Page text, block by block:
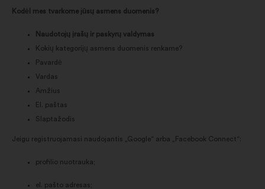
Kodėl mes tvarkome jūsų asmens duomenis?
Naudotojų įrašų ir paskyrų valdymas
Kokių kategorijų asmens duomenis renkame?
Pavardė
Vardas
Amžius
El. paštas
Slaptažodis
Jeigu registruojamasi naudojantis „Google“ arba „Facebook Connect“:
profilio nuotrauka;
el. pašto adresas;